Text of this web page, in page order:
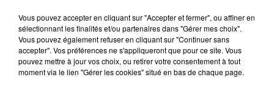
Quatre blessés dont un grave dans un
accident sur l'A10
Le choc a eu lieu dans la matinée, vendredi 7 août à
hauteur de Sainville en direction d'Orléans.
Vous pouvez accepter en cliquant sur "Accepter et fermer", ou affiner en
sélectionnant les finalités et/ou partenaires dans "Gérer mes choix".
Vous pouvez également refuser en cliquant sur "Continuer sans
accepter". Vos préférences ne s'appliqueront que pour ce site. Vous
pouvez mettre à jour vos choix, ou retirer votre consentement à tout
moment via le lien "Gérer les cookies" situé en bas de chaque page.